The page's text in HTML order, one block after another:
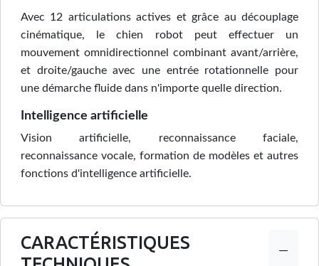
Avec 12 articulations actives et grâce au découplage
cinématique, le chien robot peut effectuer un
mouvement omnidirectionnel combinant avant/arrière,
et droite/gauche avec une entrée rotationnelle pour
une démarche fluide dans n'importe quelle direction.
Intelligence artificielle
Vision artificielle, reconnaissance faciale,
reconnaissance vocale, formation de modèles et autres
fonctions d'intelligence artificielle.
CARACTÉRISTIQUES